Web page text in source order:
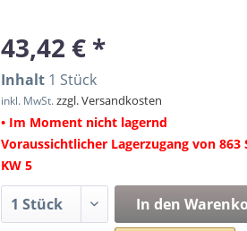
43,42 € *
Inhalt 1 Stück
inkl. MwSt.zzgl. Versandkosten
• Im Moment nicht lagernd
Voraussichtlicher Lagerzugang von 863
KW 5
In den